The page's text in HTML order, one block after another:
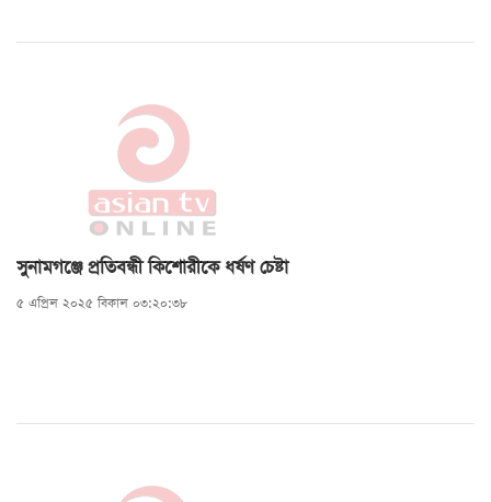
সুনামগঞ্জে প্রতিবন্ধী কিশোরীকে ধর্ষণ চেষ্টা
৫ এপ্রিল ২০২৫ বিকাল ০৩:২০:৩৮